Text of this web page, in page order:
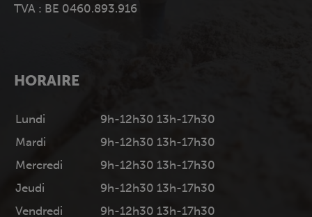
TVA : BE 0460.893.916
HORAIRE
Lundi
9h-12h30 13h-17h30
Mardi
9h-12h30 13h-17h30
Mercredi
9h-12h30 13h-17h30
Jeudi
9h-12h30 13h-17h30
Vendredi
9h-12h30 13h-17h30